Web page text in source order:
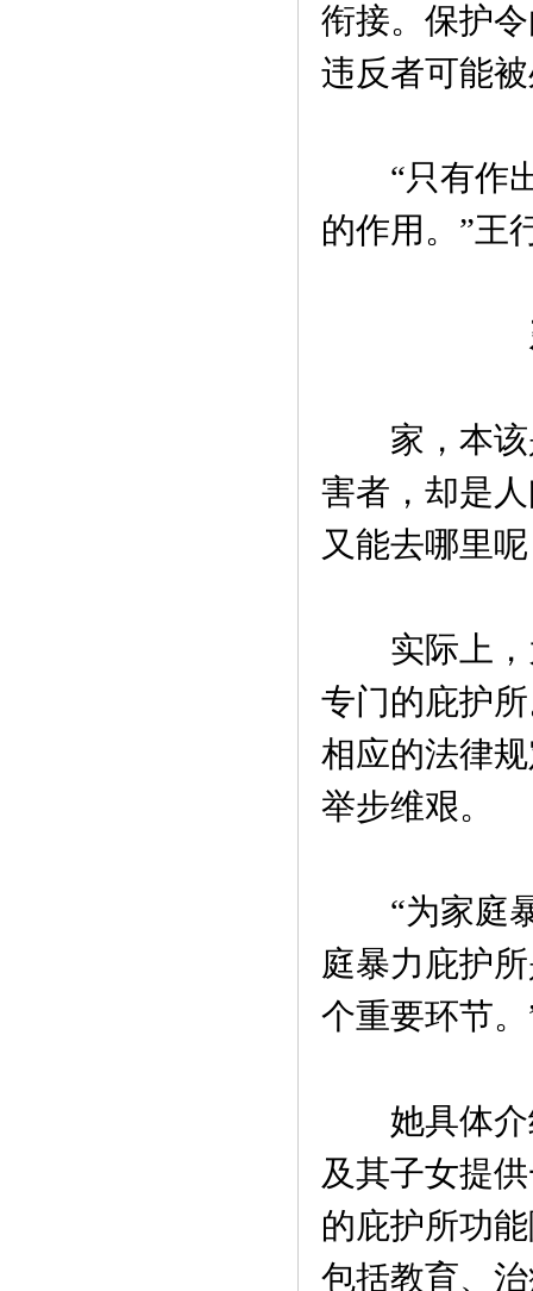
衔接。保护
违反者可能
“只有作出
的作用。”王
家，本该
害者，却是
又能去哪里
实际上，
专门的庇护
相应的法律
举步维艰。
“为家庭暴
庭暴力庇护
个重要环节
她具体介
及其子女提
的庇护所功
包括教育、